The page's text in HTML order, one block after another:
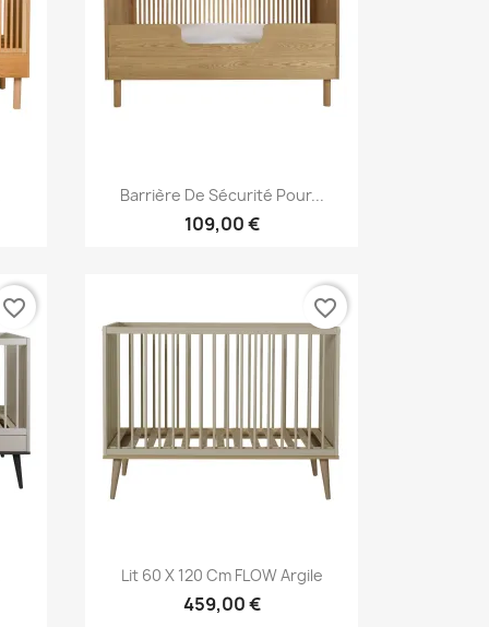
Aperçu rapide
Barrière De Sécurité Pour...
109,00 €
favorite_border
Aperçu rapide
Lit 60 X 120 Cm FLOW Argile
459,00 €
favorite_border